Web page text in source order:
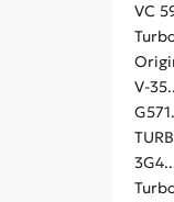
VC
V-